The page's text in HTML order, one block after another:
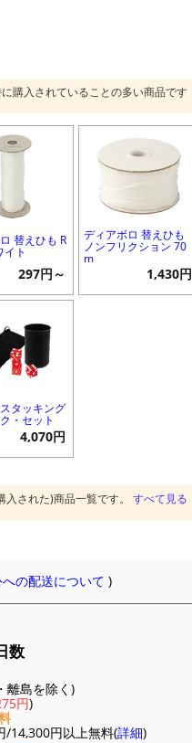
購入されていることの多い商品です
替えひも R
イト
297円～
ディアボロ 替えひも
ノンフリクション 70
m
1,430円
タッキング
・セット
4,070円
された)商品一覧です。 すべて見る
の配送について )
数
離島を除く)
円)
14,300円以上無料(詳細)